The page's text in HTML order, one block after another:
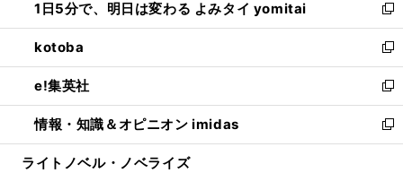
で
開
く
ド
ウ
で
開
く
ィ
ン
ド
ウ
で
開
く
い
ウ
ィ
ン
ド
ウ
で
開
1日5分で、明日は変わる よみタイ yomitai
新
し
い
ウ
ィ
ン
ド
ウ
kotoba
新
し
い
ウ
ィ
ン
e!集英社
新
し
い
ウ
情報・知識＆オピニオン imidas
新
し
ライトノベル・ノベライズ